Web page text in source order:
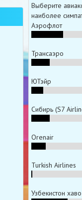
Выберите
наиболее
Аэрофлот
Трансаэро
ЮТэйр
Сибирь (S7
Orenair
Turkish Airlines
Узбекистон